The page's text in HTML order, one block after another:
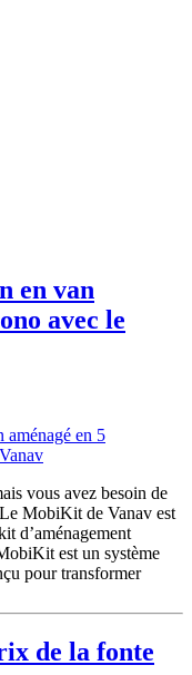
en van
avec le
vous avez besoin de
MobiKit de Vanav est
d’aménagement
est un système
pour transformer
de la fonte